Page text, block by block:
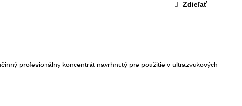
Zdieľať
profesionálny koncentrát navrhnutý pre použitie v ultrazvukových